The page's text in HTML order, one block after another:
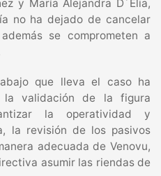
y María Alejandra D´Elia,
no ha dejado de cancelar
se comprometen a
que lleva el caso ha
la validación de la figura
la operatividad y
la revisión de los pasivos
adecuada de Venovu,
asumir las riendas de